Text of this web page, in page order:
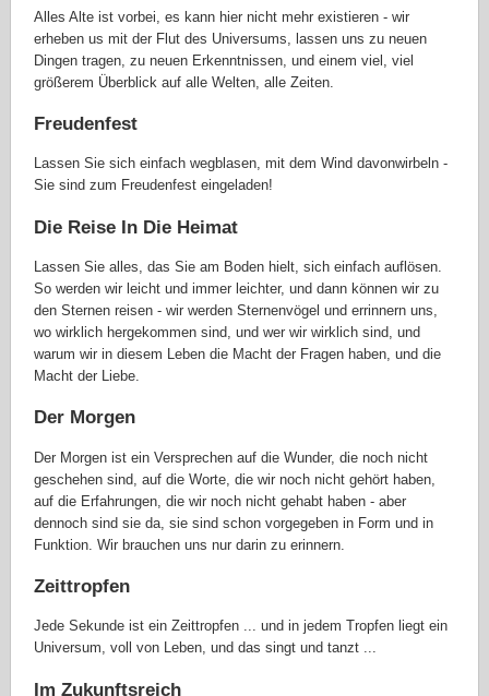
Alles Alte ist vorbei, es kann hier nicht mehr existieren - wir
erheben us mit der Flut des Universums, lassen uns zu neuen
Dingen tragen, zu neuen Erkenntnissen, und einem viel, viel
größerem Überblick auf alle Welten, alle Zeiten.
Freudenfest
Lassen Sie sich einfach wegblasen, mit dem Wind davonwirbeln -
Sie sind zum Freudenfest eingeladen!
Die Reise In Die Heimat
Lassen Sie alles, das Sie am Boden hielt, sich einfach auflösen.
So werden wir leicht und immer leichter, und dann können wir zu
den Sternen reisen - wir werden Sternenvögel und errinnern uns,
wo wirklich hergekommen sind, und wer wir wirklich sind, und
warum wir in diesem Leben die Macht der Fragen haben, und die
Macht der Liebe.
Der Morgen
Der Morgen ist ein Versprechen auf die Wunder, die noch nicht
geschehen sind, auf die Worte, die wir noch nicht gehört haben,
auf die Erfahrungen, die wir noch nicht gehabt haben - aber
dennoch sind sie da, sie sind schon vorgegeben in Form und in
Funktion. Wir brauchen uns nur darin zu erinnern.
Zeittropfen
Jede Sekunde ist ein Zeittropfen ... und in jedem Tropfen liegt ein
Universum, voll von Leben, und das singt und tanzt ...
Im Zukunftsreich